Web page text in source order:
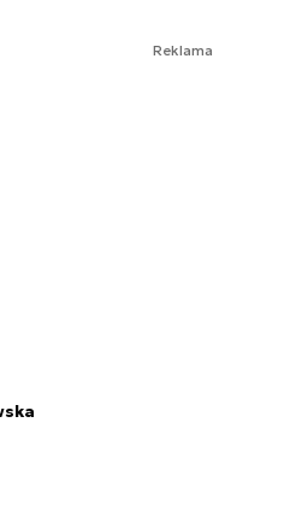
Reklama